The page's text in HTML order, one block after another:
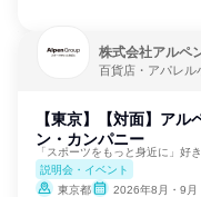
株式会社アルペ
百貨店・アパレル
【東京】【対面】ア
ン・カンパニー
「スポーツをもっと身近に」好
説明会・イベント
東京都
2026年8月・9月